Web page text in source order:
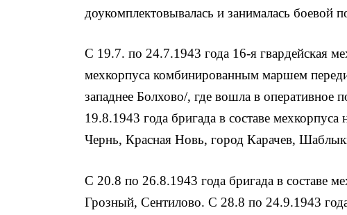
доукомплектовывалась и занималась боевой
С 19.7. по 24.7.1943 года 16-я гвардейская
мехкорпуса комбинированным маршем
западнее Болхово/, где вошла в оперативное
19.8.1943 года бригада в составе
Чернь, Красная Новь, город Карачев,
С 20.8 по 26.8.1943 года бригада в составе
Грозный, Сентилово. С 28.8 по 24.9.1943